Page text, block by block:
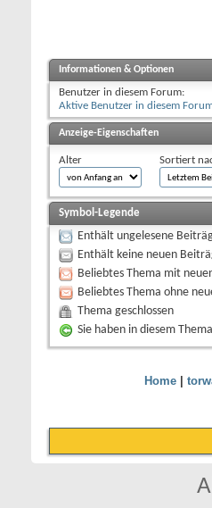
Informationen & Optionen
Benutzer in diesem Forum:
Aktive Benutzer in diesem
Anzeige-Eigenschaften
Alter Sortiert
Symbol-Legende
Enthält ungelesene
Enthält keine neuen
Beliebtes Thema mit
Beliebtes Thema ohne
Thema geschlossen
Sie haben in diesem
Home|